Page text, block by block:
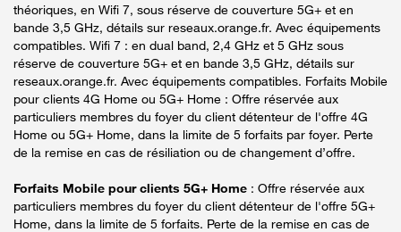
théoriques, en Wifi 7, sous réserve de couverture 5G+ et en
bande 3,5 GHz, détails sur reseaux.orange.fr. Avec équipements
compatibles. Wifi 7 : en dual band, 2,4 GHz et 5 GHz sous
réserve de couverture 5G+ et en bande 3,5 GHz, détails sur
reseaux.orange.fr. Avec équipements compatibles. Forfaits Mobile
pour clients 4G Home ou 5G+ Home : Offre réservée aux
particuliers membres du foyer du client détenteur de l'offre 4G
Home ou 5G+ Home, dans la limite de 5 forfaits par foyer. Perte
de la remise en cas de résiliation ou de changement d’offre.
Forfaits Mobile pour clients 5G+ Home : Offre réservée aux
particuliers membres du foyer du client détenteur de l'offre 5G+
Home, dans la limite de 5 forfaits. Perte de la remise en cas de